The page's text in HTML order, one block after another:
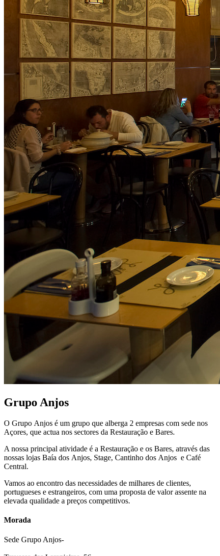
Grupo Anjos
O Grupo Anjos é um grupo que alberga 2 empresas com sede nos
Açores, que actua nos sectores da Restauração e Bares.
A nossa principal atividade é a Restauração e os Bares, através das
nossas lojas Baía dos Anjos, Stage, Cantinho dos Anjos e Café
Central.
Vamos ao encontro das necessidades de milhares de clientes,
portugueses e estrangeiros, com uma proposta de valor assente na
elevada qualidade a preços competitivos.
Morada
Sede Grupo Anjos-